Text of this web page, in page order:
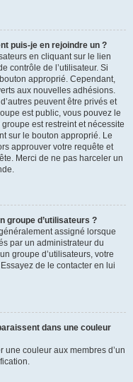
puis-je en rejoindre un ?
en cliquant sur le lien
contrôle de l’utilisateur. Si
approprié. Cependant,
aux nouvelles adhésions.
peuvent être privés et
est public, vous pouvez le
est restreint et nécessite
sur le bouton approprié. Le
approuver votre requête et
Merci de ne pas harceler un
groupe d’utilisateurs ?
assigné lorsque
par un administrateur du
groupe d’utilisateurs, votre
de le contacter en lui
dans une couleur
une couleur aux membres d’un